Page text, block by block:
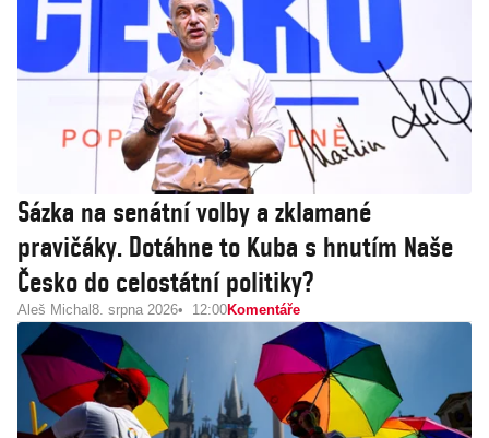
Sázka na senátní volby a zklamané
pravičáky. Dotáhne to Kuba s hnutím Naše
Česko do celostátní politiky?
Aleš Michal 8. srpna 2026 12:00Komentáře